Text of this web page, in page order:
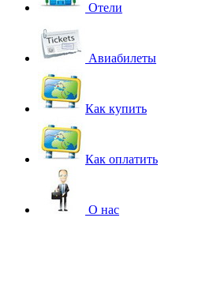
Отели
Авиабилеты
Как купить
Как оплатить
О нас